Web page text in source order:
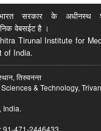
सरकार के अधीनस्थ
वेबसईट है ।
Tirunal Institute for
of India.
तिरुवनन्त
& Technology,
India.
91-471-2446433